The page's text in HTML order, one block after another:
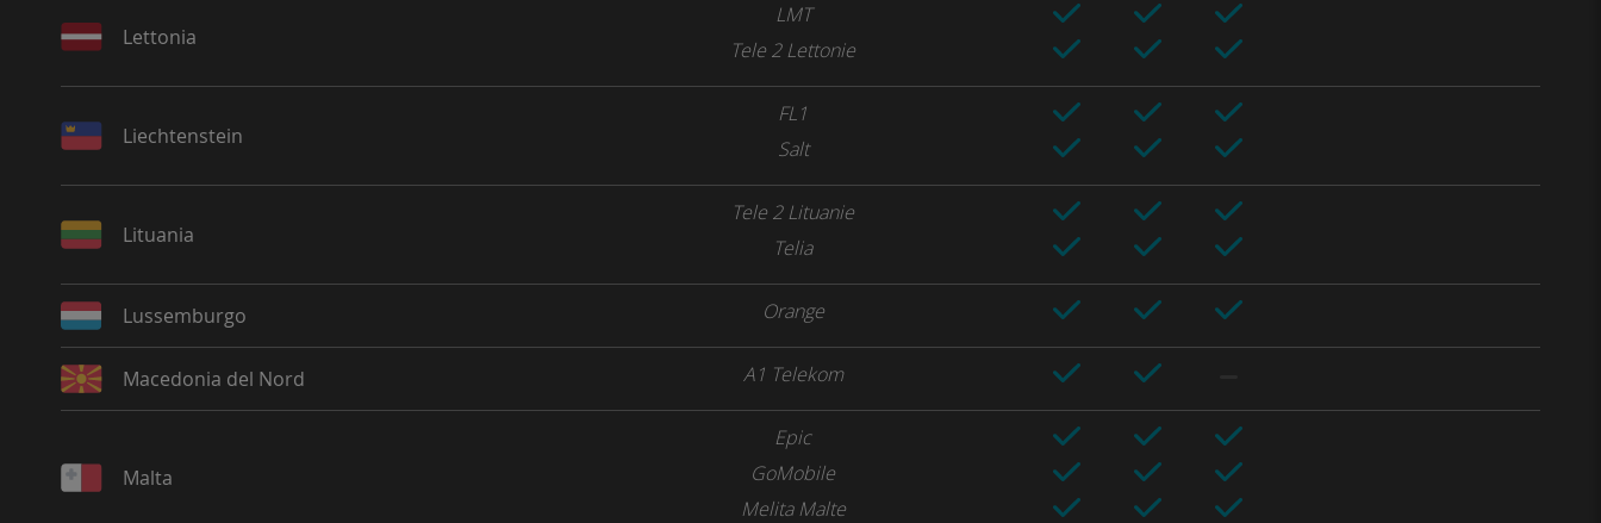
Lettonia
LMT
Tele 2 Lettonie
Liechtenstein
FL1
Salt
Lituania
Tele 2 Lituanie
Telia
Lussemburgo Orange
Macedonia del Nord A1 Telekom
Malta
Epic
GoMobile
Melita Malte